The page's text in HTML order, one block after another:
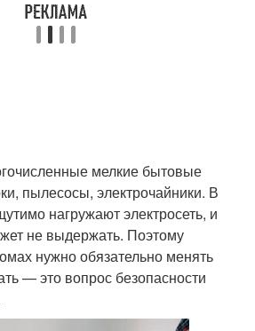
мелкие бытовые
пылесосы, электрочайники. В
нагружают электросеть, и
не выдержать. Поэтому
нужно обязательно менять
— это вопрос безопасности